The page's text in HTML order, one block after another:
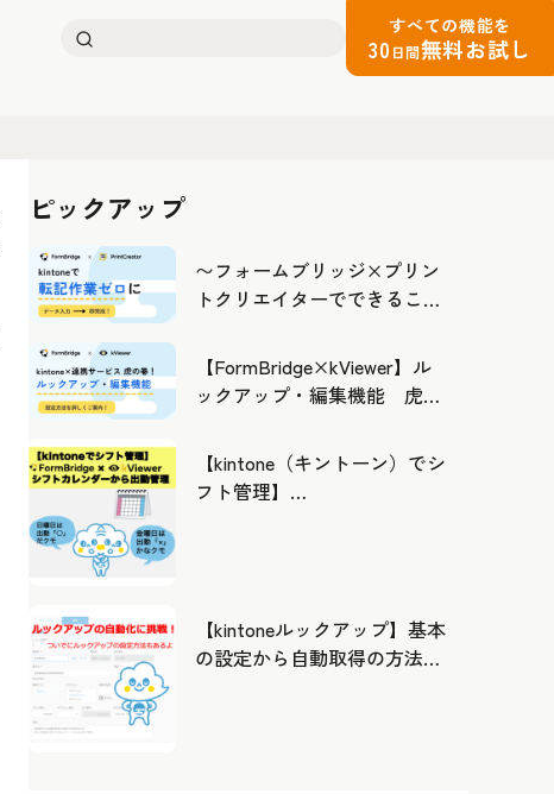
検
すべての機能を
30 日間無料お試し
ピックアップ
〜フォームブリッジ×プリン
トクリエイターでできるこ
よう
【FormBridge×kViewer】ル
ックアップ・編集機能 虎の
【kintone（キントーン）でシ
フト管理】
【kintoneルックアップ】基本
の設定から自動取得の方法ま